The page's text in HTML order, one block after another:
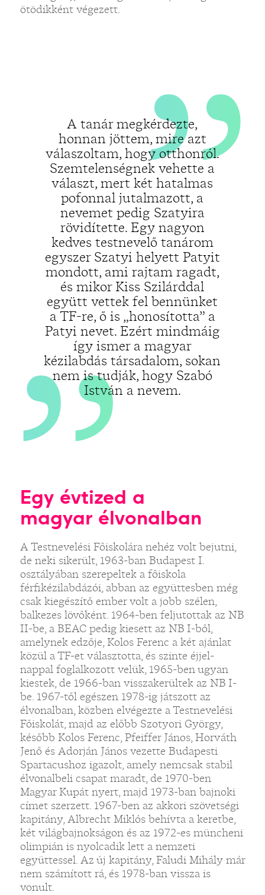
ötödikként végezett.
A tanár megkérdezte,
honnan jöttem, mire azt
válaszoltam, hogy otthonról.
Szemtelenségnek vehette a
választ, mert két hatalmas
pofonnal jutalmazott, a
nevemet pedig Szatyira
rövidítette. Egy nagyon
kedves testnevelő tanárom
egyszer Szatyi helyett Patyit
mondott, ami rajtam ragadt,
és mikor Kiss Szilárddal
együtt vettek fel bennünket
a TF-re, ő is „honosította” a
Patyi nevet. Ezért mindmáig
így ismer a magyar
kézilabdás társadalom, sokan
nem is tudják, hogy Szabó
István a nevem.
„
Egy évtized a
magyar élvonalban
A Testnevelési Főiskolára nehéz volt bejutni,
de neki sikerült, 1963-ban Budapest I.
osztályában szerepeltek a főiskola
férfikézilabdázói, abban az együttesben még
csak kiegészítő ember volt a jobb szélen,
balkezes lövőként. 1964-ben feljutottak az NB
II-be, a BEAC pedig kiesett az NB I-ből,
amelynek edzője, Kolos Ferenc a két ajánlat
közül a TF-et választotta, és szinte éjjel-
nappal foglalkozott velük, 1965-ben ugyan
kiestek, de 1966-ban visszakerültek az NB I-
be. 1967-től egészen 1978-ig játszott az
élvonalban, közben elvégezte a Testnevelési
Főiskolát, majd az előbb Szotyori György,
később Kolos Ferenc, Pfeiffer János, Horváth
Jenő és Adorján János vezette Budapesti
Spartacushoz igazolt, amely nemcsak stabil
élvonalbeli csapat maradt, de 1970-ben
Magyar Kupát nyert, majd 1973-ban bajnoki
címet szerzett. 1967-ben az akkori szövetségi
kapitány, Albrecht Miklós behívta a keretbe,
két világbajnokságon és az 1972-es müncheni
olimpián is nyolcadik lett a nemzeti
együttessel. Az új kapitány, Faludi Mihály már
nem számított rá, és 1978-ban vissza is
vonult.